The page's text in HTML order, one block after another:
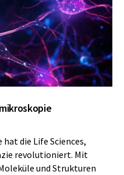
die Life Sciences,
revolutioniert. Mit
und Strukturen